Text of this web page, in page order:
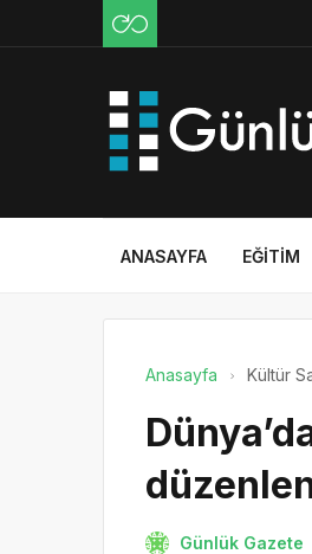
ANASAYFA EĞITIM
Anasayfa Kültür
Günlük Gazete